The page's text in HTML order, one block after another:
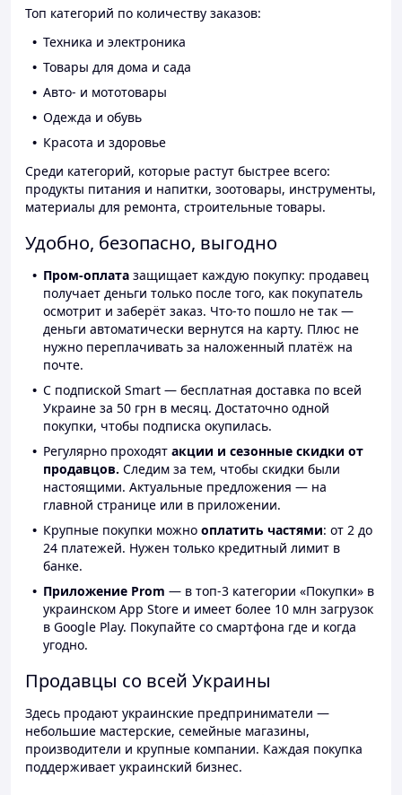
Топ категорий по количеству заказов:
Техника и электроника
Товары для дома и сада
Авто- и мототовары
Одежда и обувь
Красота и здоровье
Среди категорий, которые растут быстрее всего:
продукты питания и напитки, зоотовары, инструменты,
материалы для ремонта, строительные товары.
Удобно, безопасно, выгодно
Пром-оплата защищает каждую покупку: продавец
получает деньги только после того, как покупатель
осмотрит и заберёт заказ. Что-то пошло не так —
деньги автоматически вернутся на карту. Плюс не
нужно переплачивать за наложенный платёж на
почте.
С подпиской Smart — бесплатная доставка по всей
Украине за 50 грн в месяц. Достаточно одной
покупки, чтобы подписка окупилась.
Регулярно проходят акции и сезонные скидки от
продавцов. Следим за тем, чтобы скидки были
настоящими. Актуальные предложения — на
главной странице или в приложении.
Крупные покупки можно оплатить частями: от 2 до
24 платежей. Нужен только кредитный лимит в
банке.
Приложение Prom — в топ-3 категории «Покупки» в
украинском App Store и имеет более 10 млн загрузок
в Google Play. Покупайте со смартфона где и когда
угодно.
Продавцы со всей Украины
Здесь продают украинские предприниматели —
небольшие мастерские, семейные магазины,
производители и крупные компании. Каждая покупка
поддерживает украинский бизнес.